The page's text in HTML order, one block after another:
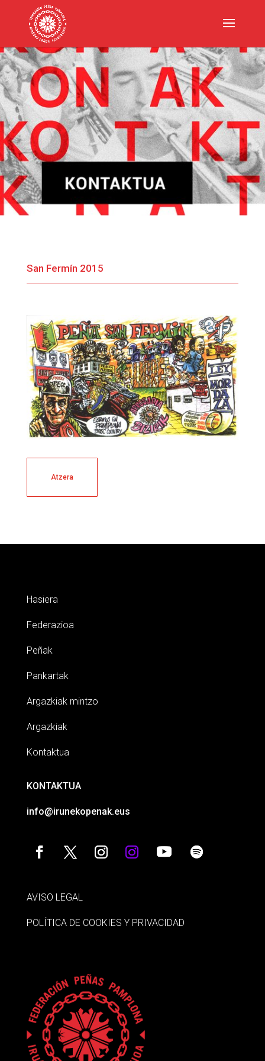
San Fermín 2015
Atzera
Hasiera
Federazioa
Peñak
Pankartak
Argazkiak mintzo
Argazkiak
Kontaktua
KONTAKTUA
info@irunekopenak.eus
AVISO LEGAL
POLÍTICA DE COOKIES Y PRIVACIDAD